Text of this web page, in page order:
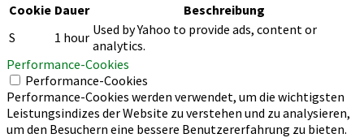
Cookie Dauer
Beschreibung
S
1 hour Used by Yahoo to provide ads, content or
analytics.
Performance-Cookies
Performance-Cookies
Performance-Cookies werden verwendet, um die wichtigsten
Leistungsindizes der Website zu verstehen und zu analysieren,
um den Besuchern eine bessere Benutzererfahrung zu bieten.